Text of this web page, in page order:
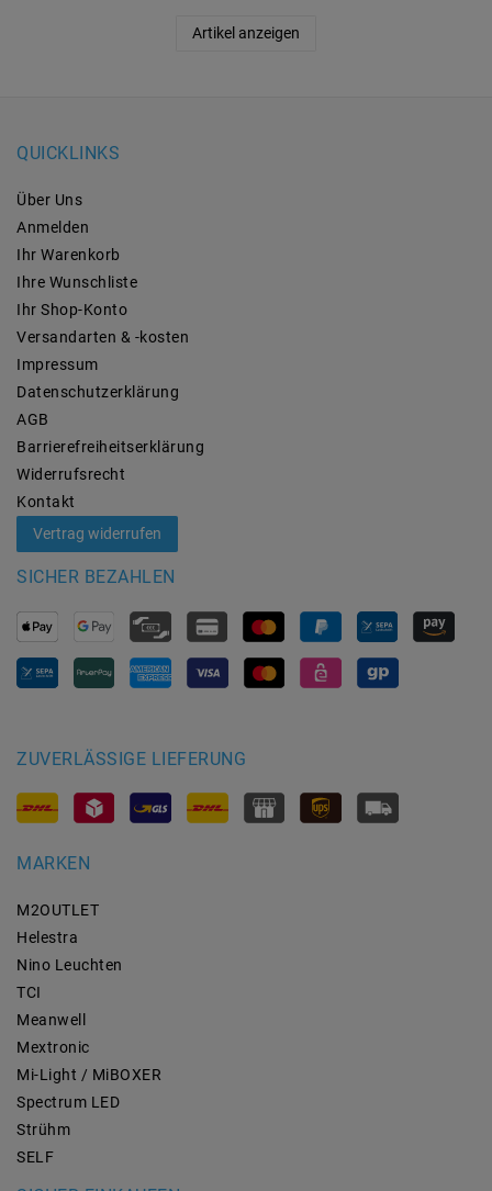
Artikel anzeigen
QUICKLINKS
Über Uns
Anmelden
Ihr Warenkorb
Ihre Wunschliste
Ihr Shop-Konto
Versandarten & -kosten
Impressum
Daten­schutz­erklärung
AGB
Barrierefreiheitserklärung
Widerrufs­recht
Kontakt
Vertrag widerrufen
SICHER BEZAHLEN
ZUVERLÄSSIGE LIEFERUNG
MARKEN
M2OUTLET
Helestra
Nino Leuchten
TCI
Meanwell
Mextronic
Mi-Light / MiBOXER
Spectrum LED
Strühm
SELF